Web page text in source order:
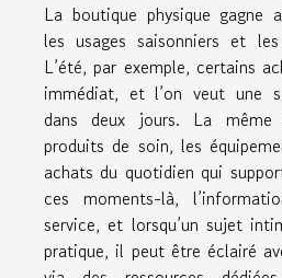
La boutique physique gagne
les usages saisonniers et
L’été, par exemple, certains
immédiat, et l’on veut une
dans deux jours. La
produits de soin, les
achats du quotidien qui
ces moments-là,
service, et lorsqu’un sujet
pratique, il peut être éclairé